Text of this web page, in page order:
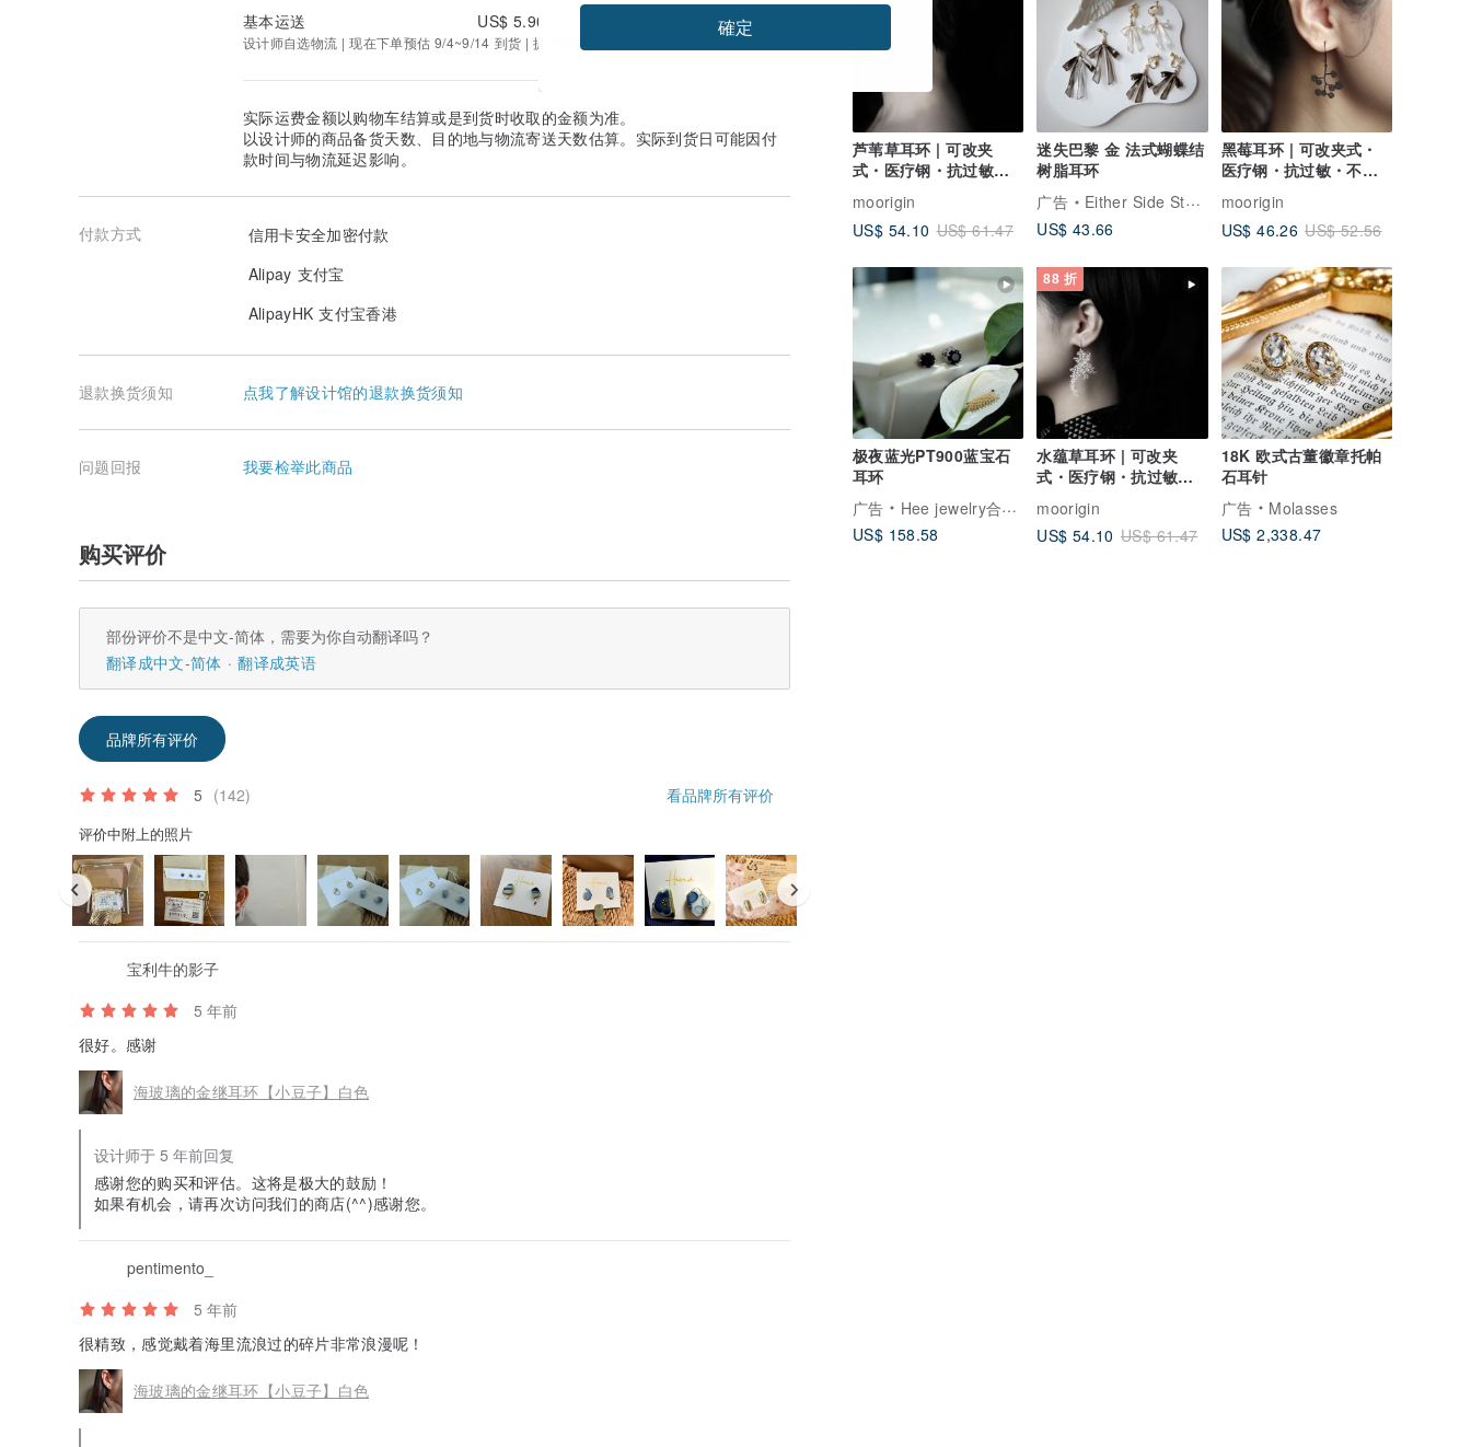
芦苇草耳环 | 可改夹
式・医疗钢・抗过敏・
moorigin
US$ 54.10 US$ 61.47
迷失巴黎 金 法式蝴蝶结
树脂耳环
广告
Either Side Store
US$ 43.66
黑莓耳环 | 可改夹式・
医疗钢・抗过敏・不掉
moorigin
US$ 46.26 US$ 52.56
极夜蓝光PT900蓝宝石
耳环
广告
Hee jewelry合一轻珠宝
US$ 158.58
88 折
水蕴草耳环 | 可改夹
式・医疗钢・抗过敏・
moorigin
US$ 54.10 US$ 61.47
18K 欧式古董徽章托帕
石耳针
广告
Molasses
US$ 2,338.47
基本运送
US$ 5.90
设计师自选物流 | 现在下单预估 9/4~9/14 到货 | 提供追踪
实际运费金额以购物车结算或是到货时收取的金额为准。
以设计师的商品备货天数、目的地与物流寄送天数估算。实际到货日可能因付
款时间与物流延迟影响。
付款方式
信用卡安全加密付款
Alipay 支付宝
AlipayHK 支付宝香港
退款换货须知 点我了解设计馆的退款换货须知
问题回报 我要检举此商品
购买评价
部份评价不是中文-简体，需要为你自动翻译吗？
翻译成中文-简体
翻译成英语
品牌所有评价
5 (142) 看品牌所有评价
评价中附上的照片
宝利牛的影子
5 年前
很好。感谢
海玻璃的金继耳环【小豆子】白色
设计师于 5 年前回复
感谢您的购买和评估。这将是极大的鼓励！
如果有机会，请再次访问我们的商店(^^)感谢您。
pentimento_
5 年前
很精致，感觉戴着海里流浪过的碎片非常浪漫呢！
海玻璃的金继耳环【小豆子】白色
確定